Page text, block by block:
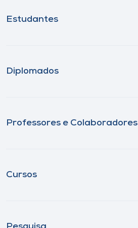
Estudantes
Diplomados
Professores e Colaboradores
Cursos